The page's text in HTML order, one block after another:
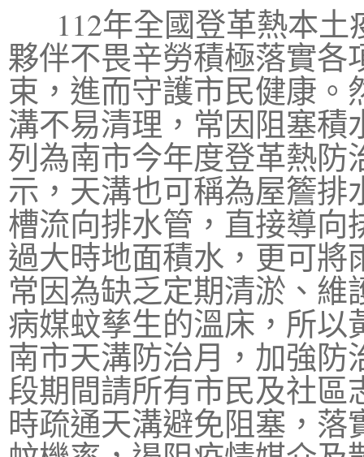
112年全國登革熱本土
夥伴不畏辛勞積極落實
束，進而守護市民健康。
溝不易清理，常因阻塞
列為南市今年度登革熱
示，天溝也可稱為屋簷
槽流向排水管，直接導
過大時地面積水，更可
常因為缺乏定期清淤、
病媒蚊孳生的溫床，所
南市天溝防治月，加強防
段期間請所有市民及社
時疏通天溝避免阻塞，